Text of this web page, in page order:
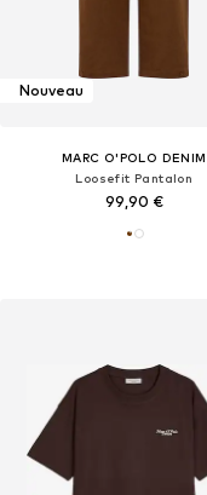
Nouveau
MARC O'POLO DENIM
Loosefit Pantalon
99,90 €